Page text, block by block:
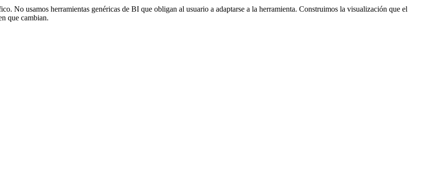
No usamos herramientas genéricas de BI que obligan al usuario a adaptarse a la herramienta. Construimos la visualización que el
que cambian.